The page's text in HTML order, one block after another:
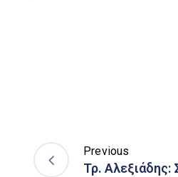
Previous
Τρ. Αλεξιάδης: